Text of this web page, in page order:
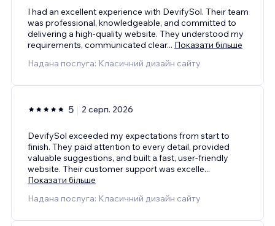
I had an excellent experience with DevifySol. Their team
was professional, knowledgeable, and committed to
delivering a high-quality website. They understood my
requirements, communicated clear... Показати більше
Надана послуга: Класичний дизайн сайту
5 2 серп. 2026
DevifySol exceeded my expectations from start to
finish. They paid attention to every detail, provided
valuable suggestions, and built a fast, user-friendly
website. Their customer support was excelle...
Показати більше
Надана послуга: Класичний дизайн сайту